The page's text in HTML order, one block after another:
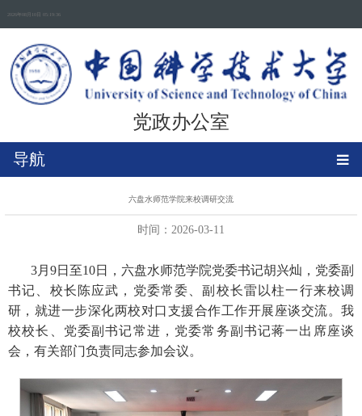
2026年08月10日 05:19:36
党政办公室
导航
六盘水师范学院来校调研交流
时间：2026-03-11
3月9日至10日，六盘水师范学院党委书记胡兴灿， 党委副
书记、 校长 陈应武，党委常委、副校长雷以柱一行来校调
研，就进一步深化两校对口支援合作工作开展座谈交流。我
校校长、党委副书记常进，党委常务副书记蒋一出席座谈
会，有关部门负责同志参加会议。